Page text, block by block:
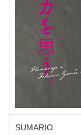
SUMARIO